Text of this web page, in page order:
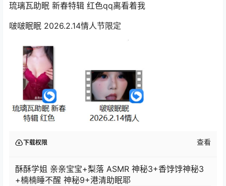
琉璃瓦助眠 新春特辑 红色qq离看着我
啵啵眠眠 2026.2.14情人节限定
下载权限 查看
酥酥学姐 亲亲宝宝+梨落 ASMR 神秘3+香饽饽神秘3
+楠楠睡不醒 神秘9+港清助眠耶